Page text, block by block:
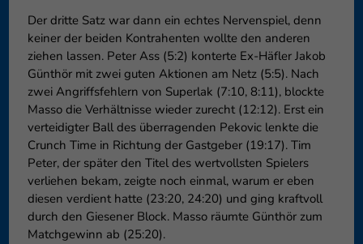
Der dritte Satz war dann ein echtes Nervenspiel, denn
keiner der beiden Kontrahenten wollte den anderen
ziehen lassen. Peter Ass (5:2) konterte Ex-Häfler Jakob
Günthör mit zwei guten Aktionen am Netz (5:5). Nach
zwei Angriffsfehlern von Superlak (7:10, 8:11), blockte
Masso die Verhältnisse wieder zurecht (12:12). Erst ein
verteidigter Ball des überragenden Pekovic lenkte die
Crunch Time in Richtung der Gastgeber (19:17). Tim
Peter, der später den Titel des wertvollsten Spielers
verliehen bekam, zeigte noch einmal, warum er eben
diesen verdient hatte (23:20, 24:20) und ging kraftvoll
durch den Giesener Block. Masso räumte Günthör zum
Matchgewinn ab (25:20).